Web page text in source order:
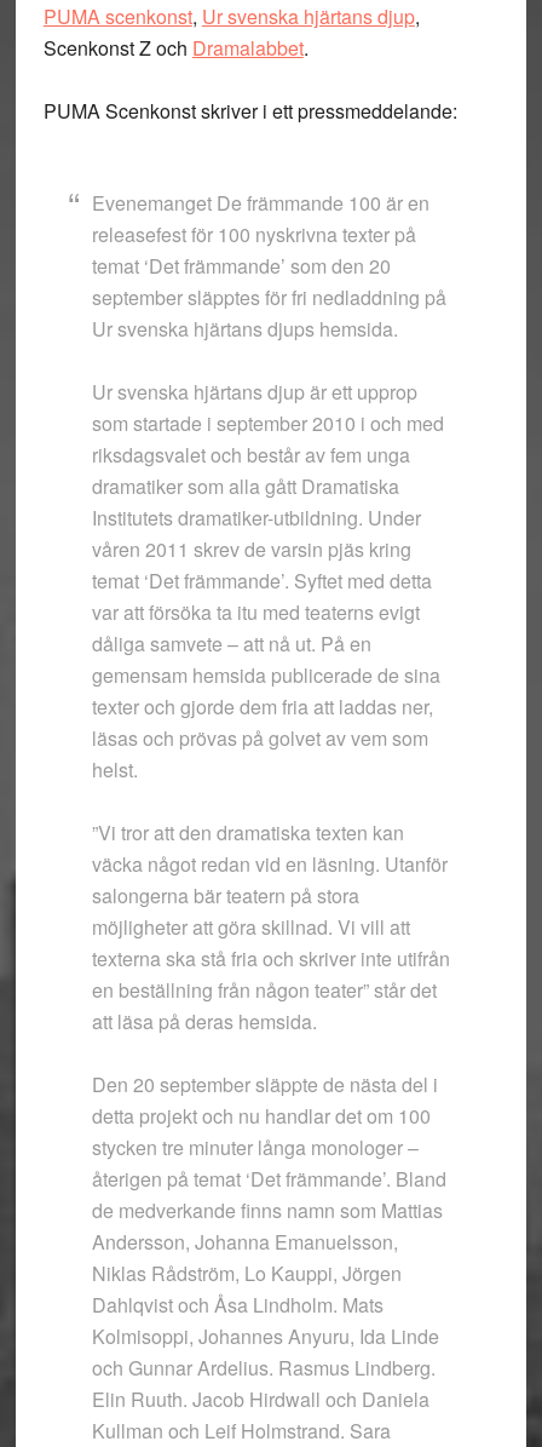
PUMA scenkonst, Ur svenska hjärtans djup,
Scenkonst Z och Dramalabbet.
PUMA Scenkonst skriver i ett pressmeddelande:
Evenemanget De främmande 100 är en
releasefest för 100 nyskrivna texter på
temat ‘Det främmande’ som den 20
september släpptes för fri nedladdning på
Ur svenska hjärtans djups hemsida.
Ur svenska hjärtans djup är ett upprop
som startade i september 2010 i och med
riksdagsvalet och består av fem unga
dramatiker som alla gått Dramatiska
Institutets dramatiker-utbildning. Under
våren 2011 skrev de varsin pjäs kring
temat ‘Det främmande’. Syftet med detta
var att försöka ta itu med teaterns evigt
dåliga samvete – att nå ut. På en
gemensam hemsida publicerade de sina
texter och gjorde dem fria att laddas ner,
läsas och prövas på golvet av vem som
helst.
”Vi tror att den dramatiska texten kan
väcka något redan vid en läsning. Utanför
salongerna bär teatern på stora
möjligheter att göra skillnad. Vi vill att
texterna ska stå fria och skriver inte utifrån
en beställning från någon teater” står det
att läsa på deras hemsida.
Den 20 september släppte de nästa del i
detta projekt och nu handlar det om 100
stycken tre minuter långa monologer –
återigen på temat ‘Det främmande’. Bland
de medverkande finns namn som Mattias
Andersson, Johanna Emanuelsson,
Niklas Rådström, Lo Kauppi, Jörgen
Dahlqvist och Åsa Lindholm. Mats
Kolmisoppi, Johannes Anyuru, Ida Linde
och Gunnar Ardelius. Rasmus Lindberg.
Elin Ruuth. Jacob Hirdwall och Daniela
Kullman och Leif Holmstrand. Sara